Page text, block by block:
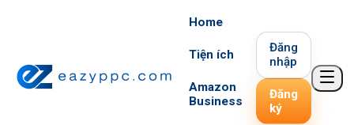
Home
Tiện ích
Amazon
Business
Đăng
nhập
Đăng
ký